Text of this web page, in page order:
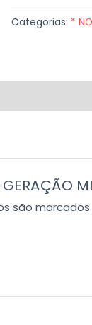
Categorias: *
são